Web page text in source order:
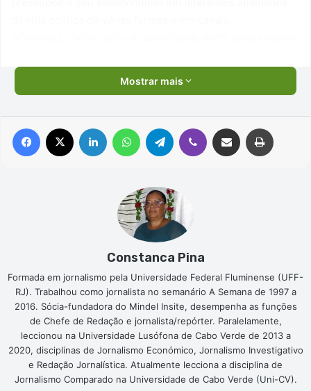
Mostrar mais
Facebook Linkedin WhatsAppTelegram Viber Compartilhar via e-mail
Constanca Pina
Formada em jornalismo pela Universidade Federal Fluminense (UFF-
RJ). Trabalhou como jornalista no semanário A Semana de 1997 a
2016. Sócia-fundadora do Mindel Insite, desempenha as funções
de Chefe de Redação e jornalista/repórter. Paralelamente,
leccionou na Universidade Lusófona de Cabo Verde de 2013 a
2020, disciplinas de Jornalismo Económico, Jornalismo Investigativo
e Redação Jornalística. Atualmente lecciona a disciplina de
Jornalismo Comparado na Universidade de Cabo Verde (Uni-CV).